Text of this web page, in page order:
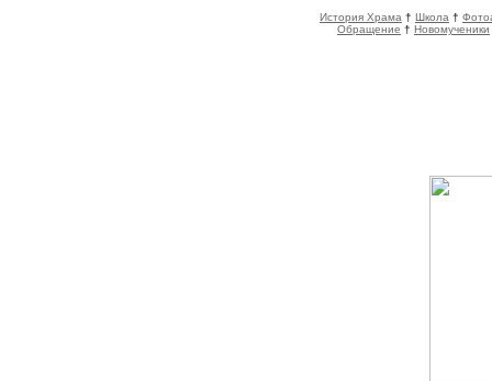
История Храма † Школа †
Обращение † Новомученики